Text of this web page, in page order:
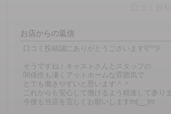
お店からの返信
口コミ投稿誠にありがとうございます!(^^)!
そうですね！キャストさんとスタッフの
関係性も凄くアットホームな雰囲気で
とても働きやすいと思います＾＾
これからも安心して働けるよう精進して参り
今後も当店を宜しくお願いしますm(__)m